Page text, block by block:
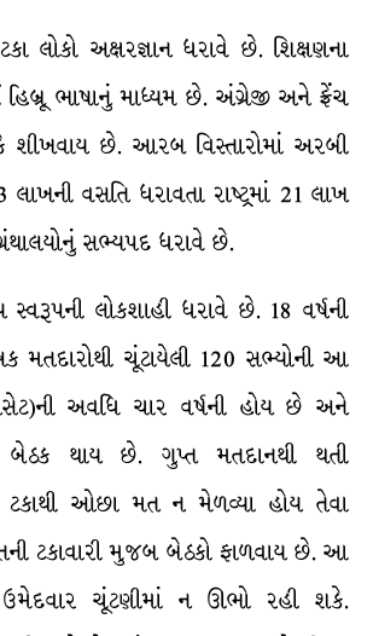
લોકો અક્ષરજ્ઞાન ધરાવે છે. શિક્ષણના
ભાષાનું માધ્યમ છે. અંગ્રેજી અને ફ્રેંચ
શીખવાય છે. આરબ વિસ્તારોમાં અરબી
વસતિ ધરાવતા રાષ્ટ્રમાં 21 લાખ
સભ્યપદ ધરાવે છે.
લોકશાહી ધરાવે છે. 18 વર્ષની
મતદારોથી ચૂંટાયેલી 120 સભ્યોની આ
અવધિ ચાર વર્ષની હોય છે અને
બેઠક થાય છે. ગુપ્ત મતદાનથી થતી
ઓછા મત ન મેળવ્યા હોય તેવા
ટકાવારી મુજબ બેઠકો ફાળવાય છે. આ
ઉમેદવાર ચૂંટણીમાં ન ઊભો રહી શકે.